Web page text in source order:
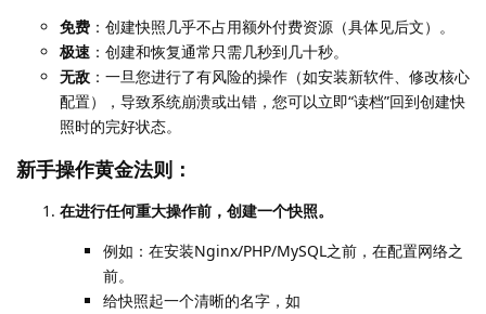
免费 ：创建快照几乎不占用额外付费资源（具体见后文）。
极速 ：创建和恢复通常只需几秒到几十秒。
无敌 ：一旦您进行了有风险的操作（如安装新软件、修改核心
配置），导致系统崩溃或出错，您可以立即“读档”回到创建快
照时的完好状态。
新手操作黄金法则：
在进行任何重大操作前，创建一个快照。
例如：在安装Nginx/PHP/MySQL之前，在配置网络之
前。
给快照起一个清晰的名字，如